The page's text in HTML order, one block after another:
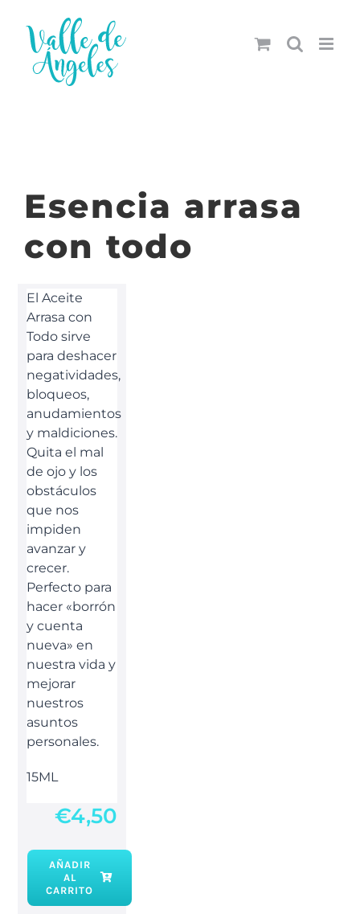
contenido
Esencia arrasa
con todo
El Aceite
Arrasa con
Todo sirve
para deshacer
negatividades,
bloqueos,
anudamientos
y maldiciones.
Quita el mal
de ojo y los
obstáculos
que nos
impiden
avanzar y
crecer.
Perfecto para
hacer «borrón
y cuenta
nueva» en
nuestra vida y
mejorar
nuestros
asuntos
personales.
15ML
€4,50
Esencia
arrasa
AÑADIR
AL
CARRITO